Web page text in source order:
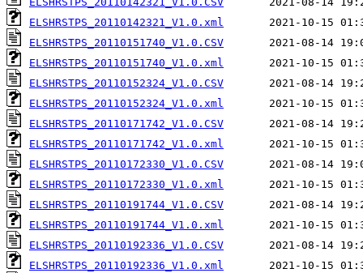
ELSHRSTPS_20110142321_V1.0.xml
ELSHRSTPS_20110151740_V1.0.CSV
ELSHRSTPS_20110151740_V1.0.xml
ELSHRSTPS_20110152324_V1.0.CSV
ELSHRSTPS_20110152324_V1.0.xml
ELSHRSTPS_20110171742_V1.0.CSV
ELSHRSTPS_20110171742_V1.0.xml
ELSHRSTPS_20110172330_V1.0.CSV
ELSHRSTPS_20110172330_V1.0.xml
ELSHRSTPS_20110191744_V1.0.CSV
ELSHRSTPS_20110191744_V1.0.xml
ELSHRSTPS_20110192336_V1.0.CSV
ELSHRSTPS_20110192336_V1.0.xml